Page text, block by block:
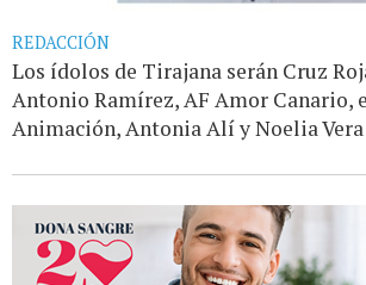
REDACCIÓN
Los ídolos de Tirajana serán Cruz
Antonio Ramírez, AF Amor Canario,
Animación, Antonia Alí y Noelia Vera